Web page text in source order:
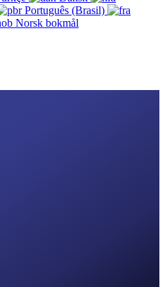
Português (Brasil)
Norsk bokmål